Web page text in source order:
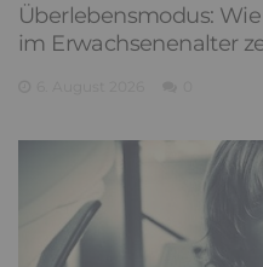
Überlebensmodus:
im Erwachsenenalter